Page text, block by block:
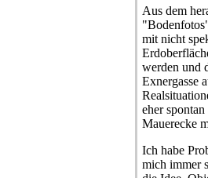
Aus dem
mit nicht
werden und
Exnergasse
eher
Mauerecke
Ich habe
mich immer